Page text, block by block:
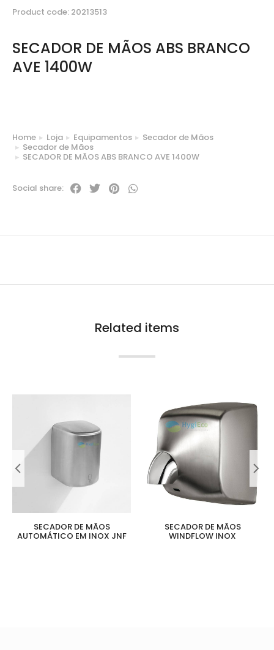
Product code: 20213513
SECADOR DE MÃOS ABS BRANCO
AVE 1400W
You are here:
Home Loja Equipamentos
Secador de Mãos
Secador de Mãos
SECADOR DE MÃOS ABS BRANCO AVE 1400W
Social share:
Related items
SECADOR DE MÃOS
AUTOMÁTICO EM INOX JNF
SECADOR DE MÃOS
WINDFLOW INOX